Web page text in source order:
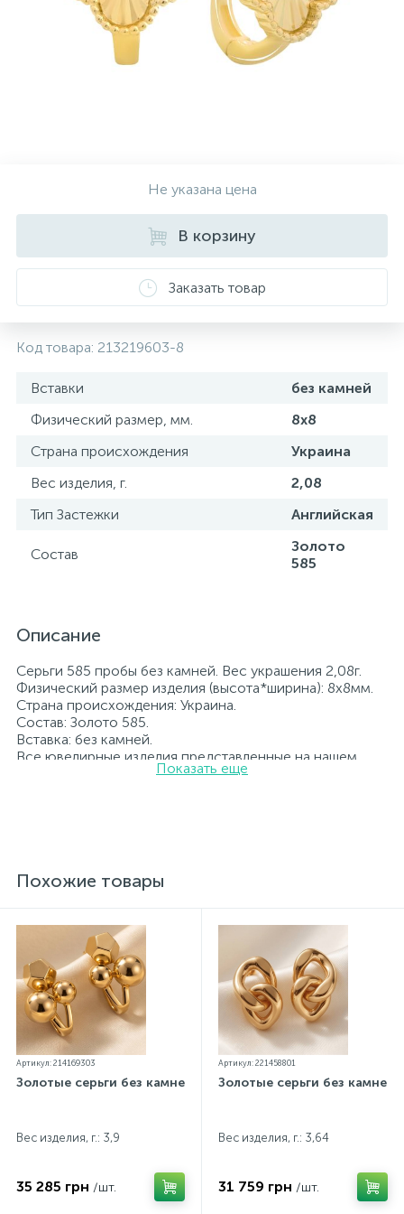
Не указана цена
В корзину
Заказать товар
Код товара: 213219603-8
Вставки
без камней
Физический размер, мм.
8x8
Страна происхождения
Украина
Вес изделия, г.
2,08
Тип Застежки
Английская
Состав
Золото
585
Описание
Серьги 585 пробы без камней. Вес украшения 2,08г.
Физический размер изделия (высота*ширина): 8x8мм.
Страна происхождения: Украина.
Состав: Золото 585.
Вставка: без камней.
Все ювелирные изделия представленные на нашем
сайте прошли внутренний контроль качества, а также
незначительно отличаться от реальных из-за
особенностей цветопередачи экрана
Показать еще
Похожие товары
Артикул: 214169303
Золотые серьги без камней
Вес изделия, г.: 3,9
35 285 грн /шт.
Артикул: 221458801
Золотые серьги без камней
Вес изделия, г.: 3,64
31 759 грн /шт.
Серебряные колье
Серебряные сувениры